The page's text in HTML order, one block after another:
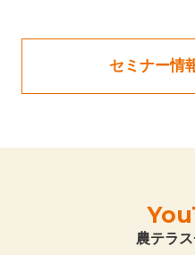
セミナー情
農テラ